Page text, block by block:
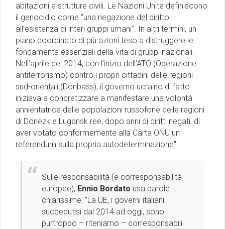
abitazioni e strutture civili. Le Nazioni Unite definiscono
il genocidio come “una negazione del diritto
all’esistenza di interi gruppi umani”. In altri termini, un
piano coordinato di più azioni teso a distruggere le
fondamenta essenziali della vita di gruppi nazionali.
Nell’aprile del 2014, con l’inizio dell’ATO (Operazione
antiterrorismo) contro i propri cittadini delle regioni
sud-orientali (Donbass), il governo ucraino di fatto
iniziava a concretizzare a manifestare una volontà
annientatrice delle popolazioni russofone delle regioni
di Donezk e Lugansk ree, dopo anni di diritti negati, di
aver votato conformemente alla Carta ONU un
referendum sulla propria autodeterminazione''.
Sulle responsabilità (e corresponsabilità
europee), Ennio Bordato usa parole
chiarissime: ''La UE, i governi italiani
succedutisi dal 2014 ad oggi, sono
purtroppo – riteniamo – corresponsabili